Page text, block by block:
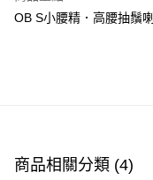
PayMe
付款後順豐站及營業點
OB S小腰精．高腰抽鬚
商品相關分類 (4)